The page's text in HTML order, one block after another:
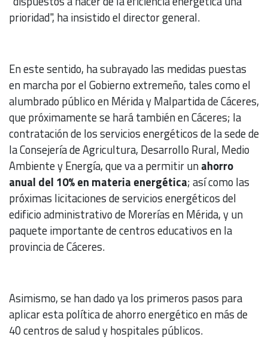
prioridad", ha insistido el director general.
En este sentido, ha subrayado las medidas puestas
en marcha por el Gobierno extremeño, tales como el
alumbrado público en Mérida y Malpartida de Cáceres,
que próximamente se hará también en Cáceres; la
contratación de los servicios energéticos de la sede de
la Consejería de Agricultura, Desarrollo Rural, Medio
Ambiente y Energía, que va a permitir unahorro
anual del 10% en materia energética; así como las
próximas licitaciones de servicios energéticos del
edificio administrativo de Morerías en Mérida, y un
paquete importante de centros educativos en la
provincia de Cáceres.
Asimismo, se han dado ya los primeros pasos para
aplicar esta política de ahorro energético en más de
40 centros de salud y hospitales públicos.